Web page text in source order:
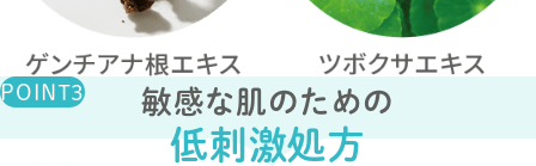
敏感な肌のための
低刺激処方